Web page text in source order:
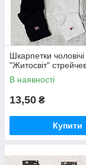
Шкарпетки чоловічі
"Житосвіт"
В наявності
13,50 ₴
Купити